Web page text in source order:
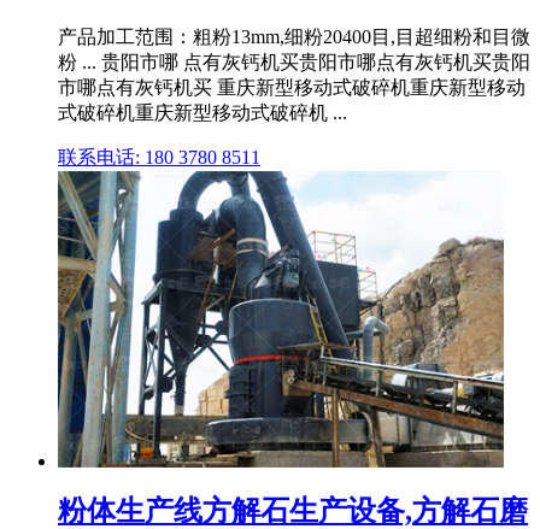
产品加工范围：粗粉13mm,细粉20400目,目超细粉和目微
粉 ... 贵阳市哪 点有灰钙机买贵阳市哪点有灰钙机买贵阳
市哪点有灰钙机买 重庆新型移动式破碎机重庆新型移动
式破碎机重庆新型移动式破碎机 ...
联系电话: 180 3780 8511
粉体生产线方解石生产设备,方解石磨